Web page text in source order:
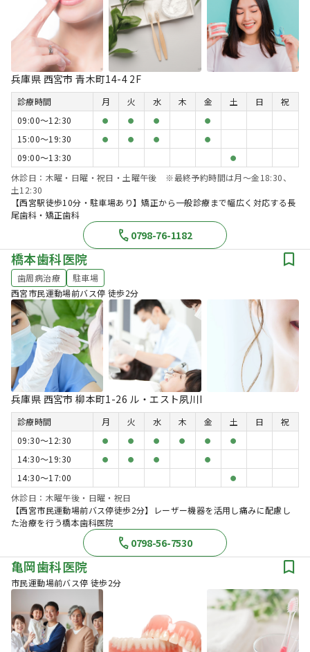
兵庫県 西宮市 青木町14-4 2F
診療時間 月 火 水 木 金 土 日
祝
09:00〜12:30
● ● ● ●
15:00〜19:30 ● ● ● ●
09:00〜13:30 ●
休診日：木曜・日曜・祝日・土曜午後 ※最終予約時間は月～金18:30、
土12:30
【西宮駅徒歩10分・駐車場あり】矯正から一般診療まで幅広く対応する長
尾歯科・矯正歯科
0798-76-1182
橋本歯科医院
歯周病治療
駐車場
西宮市民運動場前バス停 徒歩2分
兵庫県 西宮市 柳本町1-26 ル・エスト夙川I
診療時間 月 火 水 木 金 土 日
祝
09:30〜12:30
● ● ● ● ● ●
14:30〜19:30 ● ● ● ●
14:30〜17:00 ●
休診日：木曜午後・日曜・祝日
【西宮市民運動場前バス停徒歩2分】レーザー機器を活用し痛みに配慮し
た治療を行う橋本歯科医院
0798-56-7530
亀岡歯科医院
市民運動場前バス停 徒歩2分